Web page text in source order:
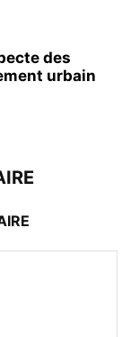
des
urbain